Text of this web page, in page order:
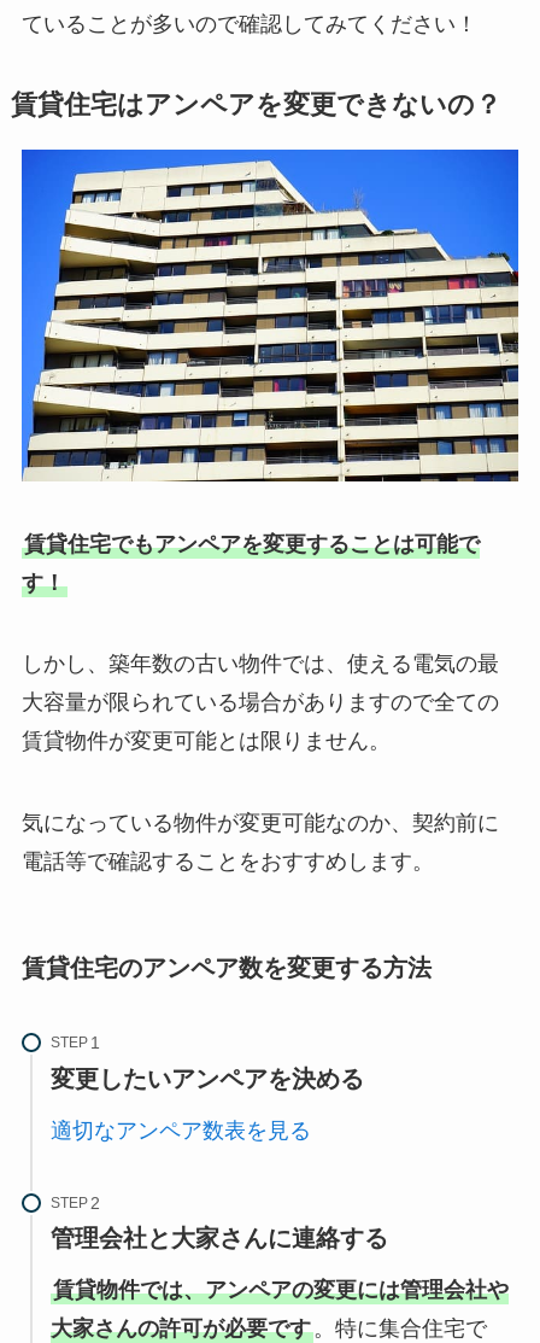
ていることが多いので確認してみてください！
賃貸住宅はアンペアを変更できないの？
賃貸住宅でもアンペアを変更することは可能で
す！
しかし、築年数の古い物件では、使える電気の最
大容量が限られている場合がありますので全ての
賃貸物件が変更可能とは限りません。
気になっている物件が変更可能なのか、契約前に
電話等で確認することをおすすめします。
賃貸住宅のアンペア数を変更する方法
STEP
変更したいアンペアを決める
適切なアンペア数表を見る
STEP
管理会社と大家さんに連絡する
賃貸物件では、アンペアの変更には管理会社や
大家さんの許可が必要です。特に集合住宅で